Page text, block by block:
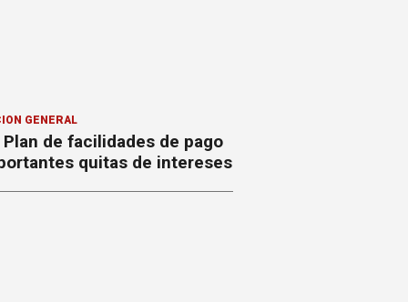
GENERAL
Plan de facilidades de pago
quitas de intereses